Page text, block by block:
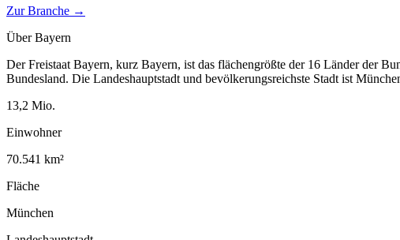
Zur Branche →
ÜberBayern
Der Freistaat Bayern, kurz Bayern, ist das flächengrößte der 16 Länder der
Bundesland. Die Landeshauptstadt und bevölkerungsreichste Stadt ist
13,2 Mio.
Einwohner
70.541 km²
Fläche
München